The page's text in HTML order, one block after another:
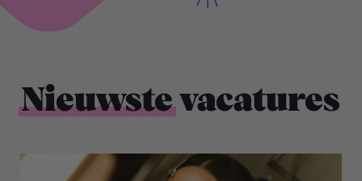
Nieuwstevacatures